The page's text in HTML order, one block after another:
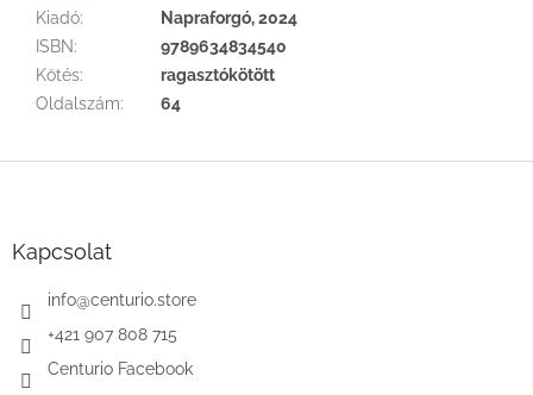
Kiadó:
Napraforgó, 2024
ISBN:
9789634834540
Kötés:
ragasztókötött
Oldalszám: 64
Kapcsolat
info@centurio.store
+421 907 808 715
Centurio Facebook